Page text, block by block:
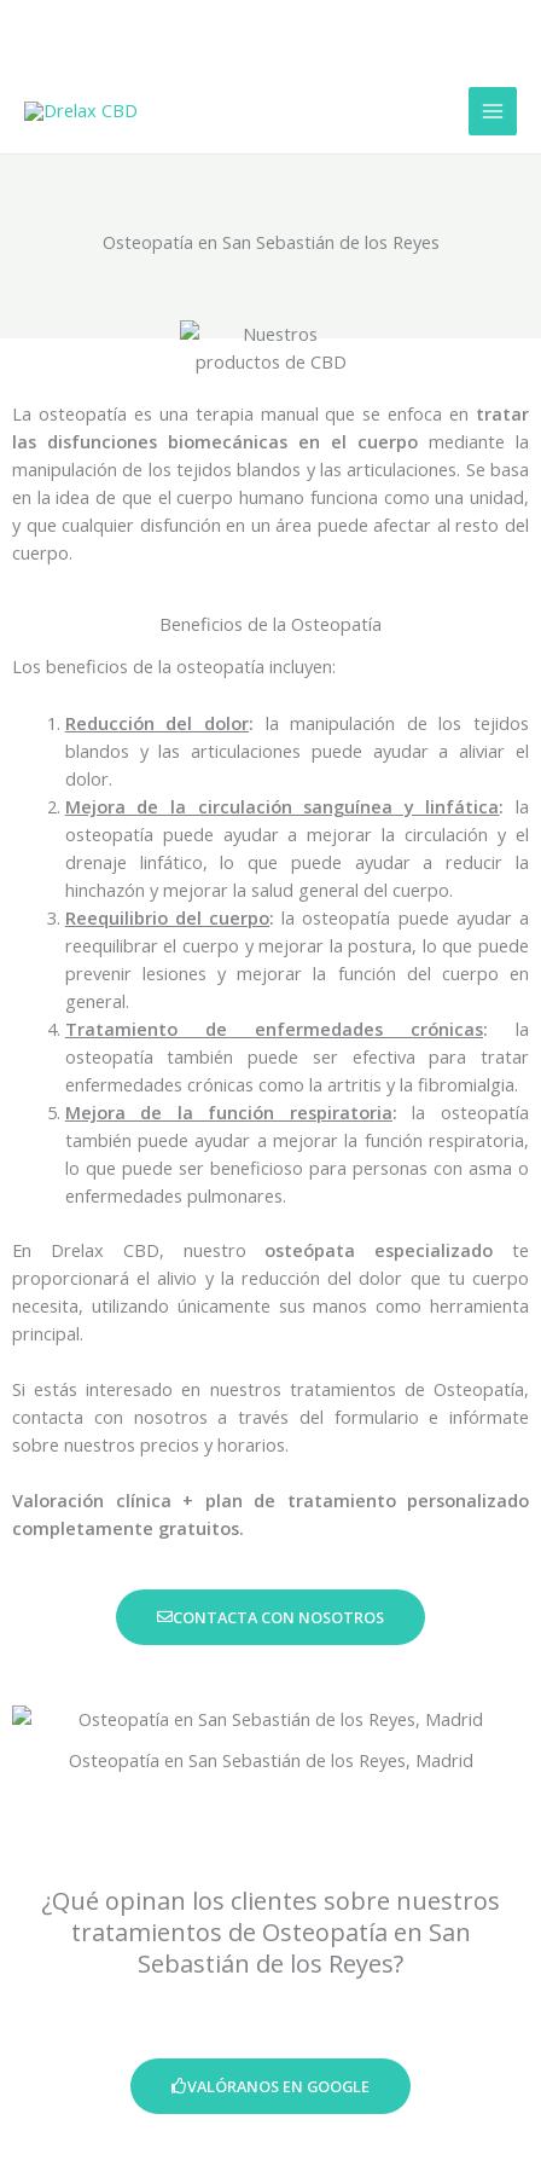
Osteopatía en San Sebastián de los Reyes
La osteopatía es una terapia manual que se enfoca en tratar
las disfunciones biomecánicas en el cuerpo mediante la
manipulación de los tejidos blandos y las articulaciones. Se basa
en la idea de que el cuerpo humano funciona como una unidad,
y que cualquier disfunción en un área puede afectar al resto del
cuerpo.
Beneficios de la Osteopatía
Los beneficios de la osteopatía incluyen:
Reducción del dolor: la manipulación de los tejidos
blandos y las articulaciones puede ayudar a aliviar el
dolor.
Mejora de la circulación sanguínea y linfática: la
osteopatía puede ayudar a mejorar la circulación y el
drenaje linfático, lo que puede ayudar a reducir la
hinchazón y mejorar la salud general del cuerpo.
Reequilibrio del cuerpo: la osteopatía puede ayudar a
reequilibrar el cuerpo y mejorar la postura, lo que puede
prevenir lesiones y mejorar la función del cuerpo en
general.
Tratamiento de enfermedades crónicas: la
osteopatía también puede ser efectiva para tratar
enfermedades crónicas como la artritis y la fibromialgia.
Mejora de la función respiratoria: la osteopatía
también puede ayudar a mejorar la función respiratoria,
lo que puede ser beneficioso para personas con asma o
enfermedades pulmonares.
En Drelax CBD, nuestro osteópata especializado te
proporcionará el alivio y la reducción del dolor que tu cuerpo
necesita, utilizando únicamente sus manos como herramienta
principal.
Si estás interesado en nuestros tratamientos de Osteopatía,
contacta con nosotros a través del formulario e infórmate
sobre nuestros precios y horarios.
Valoración clínica + plan de tratamiento personalizado
completamente gratuitos.
CONTACTA CON NOSOTROS
Osteopatía en San Sebastián de los Reyes, Madrid
¿Qué opinan los clientes sobre nuestros
tratamientos de Osteopatía en San
Sebastián de los Reyes?
VALÓRANOS EN GOOGLE